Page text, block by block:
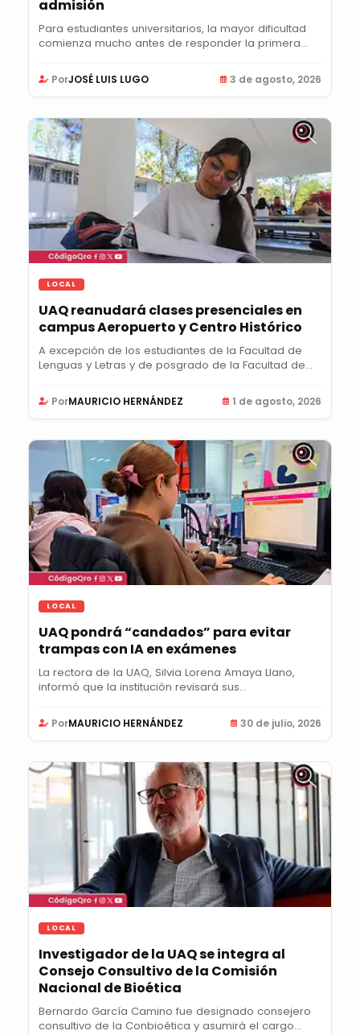
admisión
Para estudiantes universitarios, la mayor dificultad
comienza mucho antes de responder la primera...
PorJOSÉ LUIS LUGO 3 de agosto, 2026
LOCAL
UAQ reanudará clases presenciales en
campus Aeropuerto y Centro Histórico
A excepción de los estudiantes de la Facultad de
Lenguas y Letras y de posgrado de la Facultad de...
PorMAURICIO HERNÁNDEZ 1 de agosto, 2026
LOCAL
UAQ pondrá “candados” para evitar
trampas con IA en exámenes
La rectora de la UAQ, Silvia Lorena Amaya Llano,
informó que la institución revisará sus...
PorMAURICIO HERNÁNDEZ 30 de julio, 2026
LOCAL
Investigador de la UAQ se integra al
Consejo Consultivo de la Comisión
Nacional de Bioética
Bernardo García Camino fue designado consejero
consultivo de la Conbioética y asumirá el cargo...